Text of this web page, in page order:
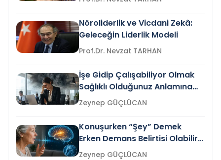
Nöroliderlik ve Vicdani Zekâ:
Geleceğin Liderlik Modeli
Prof.Dr. Nevzat TARHAN
İşe Gidip Çalışabiliyor Olmak
Sağlıklı Olduğunuz Anlamına
Gelir mi?Zeynep GÜÇLÜCAN
Konuşurken “Şey” Demek
Erken Demans Belirtisi Olabilir
mi?
Zeynep GÜÇLÜCAN